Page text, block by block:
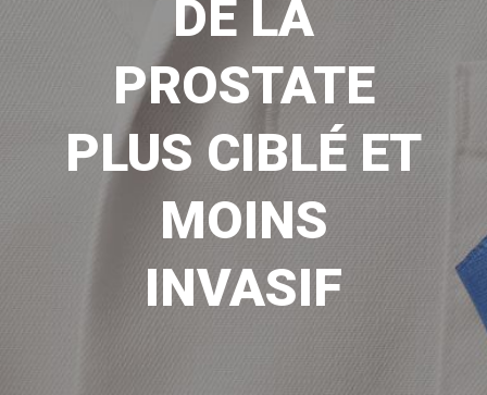
DE LA
PROSTATE
PLUS CIBLÉ ET
MOINS
INVASIF